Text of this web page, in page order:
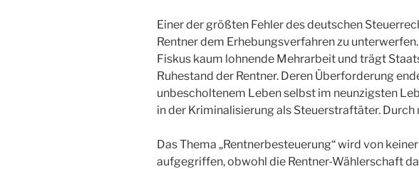
Einer der größten Fehler des deutschen
Rentner dem Erhebungsverfahren zu
Fiskus kaum lohnende Mehrarbeit und trägt
Ruhestand der Rentner. Deren Überforderung
unbescholtenem Leben selbst im neunzigsten
in der Kriminalisierung als Steuerstraftäter. Durch
Das Thema „Rentnerbesteuerung“ wird von
aufgegriffen, obwohl die Rentner-Wählerschaft